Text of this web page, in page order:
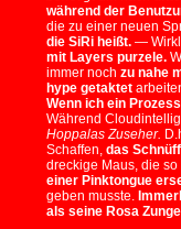
während der
die zu einer neuen
die SiRi heißt. —
mit Layers purzele.
immer noch zu nahe
hype getaktet
Wenn ich ein
Während
Hoppalas Zuseher.
Schaffen, das
dreckige Maus, die
einer Pinktongue
geben musste.
als seine Rosa